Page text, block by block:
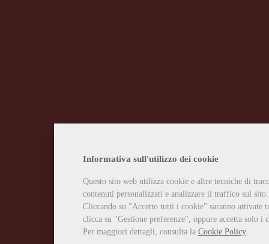
Informativa sull'utilizzo dei cookie
Questo sito web utilizza cookie e altre tecniche di
contenuti personalizzati e analizzare il traffico sul sito.
Cliccando su "Accetto tutti i cookie" saranno attivate
clicca su "Gestione preferenze", oppure accetta solo
Per maggiori dettagli, consulta la Cookie Policy.